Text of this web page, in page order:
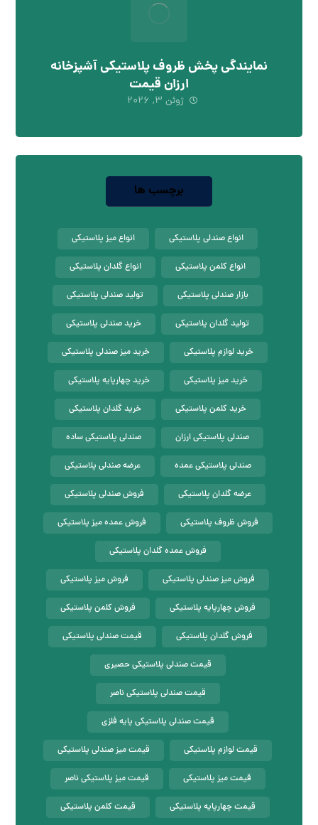
نمایندگی پخش ظروف پلاستیکی آشپزخانه
ارزان قیمت
ژوئن ۳, ۲۰۲۶
برچسب ها
انواع صندلی پلاستیکی انواع میز پلاستیکی
انواع کلمن پلاستیکی انواع گلدان پلاستیکی
بازار صندلی پلاستیکی تولید صندلی پلاستیکی
تولید گلدان پلاستیکی خرید صندلی پلاستیکی
خرید لوازم پلاستیکی خرید میز صندلی پلاستیکی
خرید میز پلاستیکی خرید چهارپایه پلاستیکی
خرید کلمن پلاستیکی خرید گلدان پلاستیکی
صندلی پلاستیکی ارزان صندلی پلاستیکی ساده
صندلی پلاستیکی عمده عرضه صندلی پلاستیکی
عرضه گلدان پلاستیکی فروش صندلی پلاستیکی
فروش ظروف پلاستیکی فروش عمده میز پلاستیکی
فروش عمده گلدان پلاستیکی
فروش میز صندلی پلاستیکی فروش میز پلاستیکی
فروش چهارپایه پلاستیکی فروش کلمن پلاستیکی
فروش گلدان پلاستیکی قیمت صندلی پلاستیکی
قیمت صندلی پلاستیکی حصیری
قیمت صندلی پلاستیکی ناصر
قیمت صندلی پلاستیکی پایه فلزی
قیمت لوازم پلاستیکی قیمت میز صندلی پلاستیکی
قیمت میز پلاستیکی قیمت میز پلاستیکی ناصر
قیمت چهارپایه پلاستیکی قیمت کلمن پلاستیکی